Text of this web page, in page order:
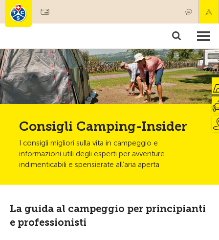
Societariato & prestazioni
Test, sicurezza & salute
Consigli Camping-Insider
I consigli migliori sulla vita in campeggio e
informazioni utili degli esperti per avventure
indimenticabili e spensierate all’aria aperta
La guida al campeggio per principianti
e professionisti